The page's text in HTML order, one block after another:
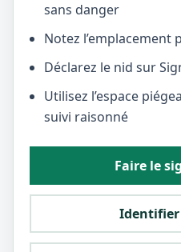
sans danger
Notez l’emplacement
Déclarez le nid sur
Utilisez l’espace
suivi raisonné
Faire le